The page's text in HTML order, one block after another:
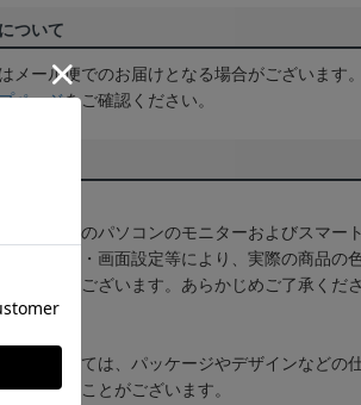
ついて
メール便でのお届けとなる場合がございます
ページをご確認ください。
て
は、お使いのパソコンのモニターおよびスマー
カー・機種・画面設定等により、実際の商品の
る場合がございます。あらかじめご了承くださ
品によっては、パッケージやデザインなどの
更になることがございます。